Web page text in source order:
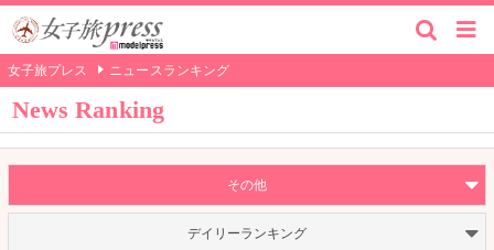
女子旅プレス ニュースランキング
News Ranking
その他
デイリーランキング